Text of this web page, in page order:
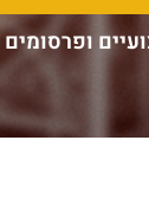
ופרסומים